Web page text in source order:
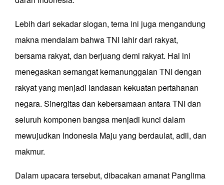
Lebih dari sekadar slogan, tema ini juga mengandung
makna mendalam bahwa TNI lahir dari rakyat,
bersama rakyat, dan berjuang demi rakyat. Hal ini
menegaskan semangat kemanunggalan TNI dengan
rakyat yang menjadi landasan kekuatan pertahanan
negara. Sinergitas dan kebersamaan antara TNI dan
seluruh komponen bangsa menjadi kunci dalam
mewujudkan Indonesia Maju yang berdaulat, adil, dan
makmur.
Dalam upacara tersebut, dibacakan amanat Panglima